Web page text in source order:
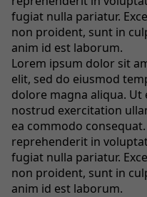
fugiat nulla pariatur.
non proident, sunt in
anim id est laborum.
Lorem ipsum dolor sit
elit, sed do eiusmod
dolore magna aliqua. Ut
nostrud exercitation
ea commodo
reprehenderit in
fugiat nulla pariatur.
non proident, sunt in
anim id est laborum.